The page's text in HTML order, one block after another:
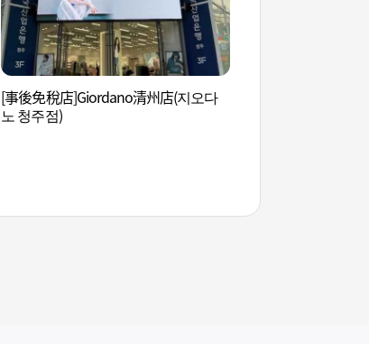
[事後免稅店]Giordano清州店(지오다
노 청주점)